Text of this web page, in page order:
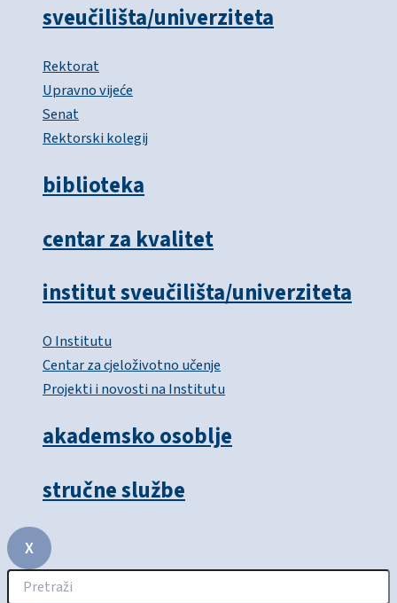
sveučilišta/univerziteta
Rektorat
Upravno vijeće
Senat
Rektorski kolegij
biblioteka
centar za kvalitet
institut sveučilišta/univerziteta
O Institutu
Centar za cjeloživotno učenje
Projekti i novosti na Institutu
akademsko osoblje
stručne službe
X